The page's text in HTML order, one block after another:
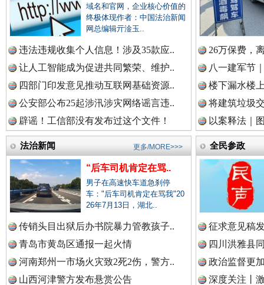
中国企业新闻网.
中国农业新闻网.
中国视频新闻网.
中国廉政法纪网.
中国律师在线.
雄关漫道展新颜 “
域名和官网，企业核心价值的
终极体现作者：中国法治新闻
网总编辑亓淦玉..
违法违规收集个人信息！涉及35款应..
让人工智能成为促进共同繁荣、维护..
四部门印发意见推动互联网基础资源..
公安部公布25起涉汛涉灾网络谣言违..
辟谣！工信部没有发布过这个文件！
26万保费，
八一建军节
楼下漏水楼
将建筑垃圾
以案释法｜
法治新闻
“后车司机肯定在骂..
男子在高速快车道急刹停
车："后车司机肯定在骂我"20
26年7月13日，湖北..
传销头目出狱后办书院暴力管教孩子..
青岛市黄岛区通报一起火情
河南郑州一市场火灾致2死2伤，警方..
山西河津警方发布悬赏公告
更多/MORE>>> 全民参政
征求意见稿
四川洪雅县
政治监督更
深度关注丨